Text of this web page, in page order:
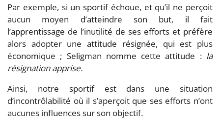
Par exemple, si un sportif échoue, et qu’il ne perçoit
aucun moyen d’atteindre son but, il fait
l’apprentissage de l’inutilité de ses efforts et préfère
alors adopter une attitude résignée, qui est plus
économique ; Seligman nomme cette attitude : la
résignation apprise.
Ainsi, notre sportif est dans une situation
d’incontrôlabilité où il s’aperçoit que ses efforts n’ont
aucunes influences sur son objectif.